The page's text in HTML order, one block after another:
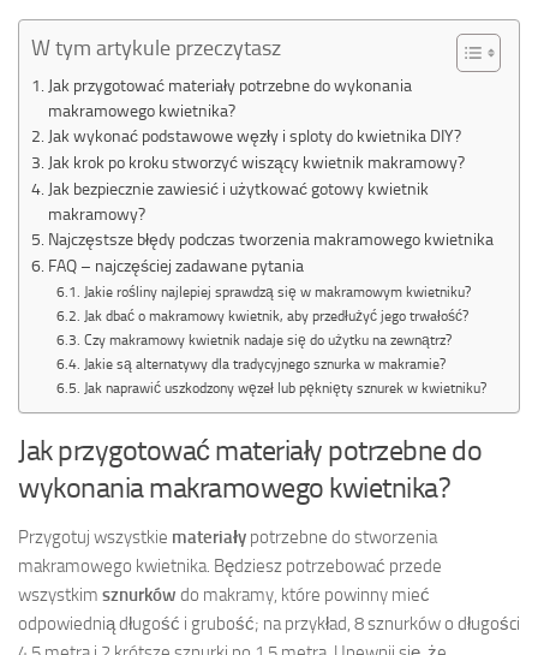
W tym artykule przeczytasz
Jak przygotować materiały potrzebne do wykonania
makramowego kwietnika?
Jak wykonać podstawowe węzły i sploty do kwietnika DIY?
Jak krok po kroku stworzyć wiszący kwietnik makramowy?
Jak bezpiecznie zawiesić i użytkować gotowy kwietnik
makramowy?
Najczęstsze błędy podczas tworzenia makramowego kwietnika
FAQ – najczęściej zadawane pytania
Jakie rośliny najlepiej sprawdzą się w makramowym kwietniku?
Jak dbać o makramowy kwietnik, aby przedłużyć jego trwałość?
Czy makramowy kwietnik nadaje się do użytku na zewnątrz?
Jakie są alternatywy dla tradycyjnego sznurka w makramie?
Jak naprawić uszkodzony węzeł lub pęknięty sznurek w kwietniku?
Jak przygotować materiały potrzebne do
wykonania makramowego kwietnika?
Przygotuj wszystkie materiały potrzebne do stworzenia
makramowego kwietnika. Będziesz potrzebować przede
wszystkim sznurków do makramy, które powinny mieć
odpowiednią długość i grubość; na przykład, 8 sznurków o długości